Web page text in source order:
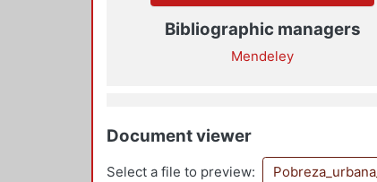
Bibliographic managers
Mendeley
Document viewer
Select a file to preview: